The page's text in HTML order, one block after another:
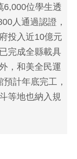
6,000位學生透
人通過認證，
投入近10億元
完成全縣載具
，和美全民運
計年底完工，
等地也納入規